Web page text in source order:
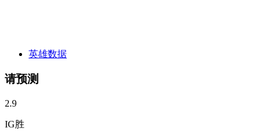
英雄数据
请预测
2.9
IG胜